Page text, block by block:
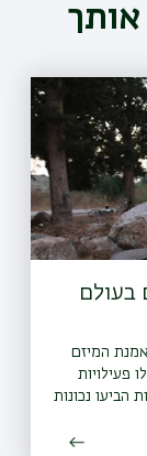
אותך
בעולם
אמנת המיזם
פעילויות
ו-30 רשויות נוספות הביעו נכונות